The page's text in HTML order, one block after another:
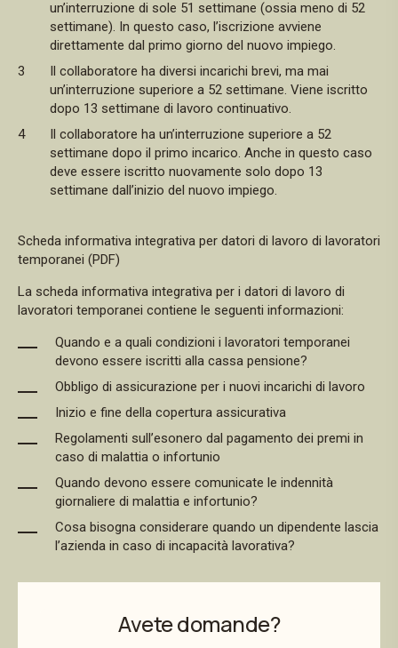
un’interruzione di sole 51 settimane (ossia meno di 52
settimane). In questo caso, l’iscrizione avviene
direttamente dal primo giorno del nuovo impiego.
Il collaboratore ha diversi incarichi brevi, ma mai
un’interruzione superiore a 52 settimane. Viene iscritto
dopo 13 settimane di lavoro continuativo.
Il collaboratore ha un’interruzione superiore a 52
settimane dopo il primo incarico. Anche in questo caso
deve essere iscritto nuovamente solo dopo 13
settimane dall’inizio del nuovo impiego.
Scheda informativa integrativa per datori di lavoro di lavoratori
temporanei (PDF)
La scheda informativa integrativa per i datori di lavoro di
lavoratori temporanei contiene le seguenti informazioni:
Quando e a quali condizioni i lavoratori temporanei
devono essere iscritti alla cassa pensione?
Obbligo di assicurazione per i nuovi incarichi di lavoro
Inizio e fine della copertura assicurativa
Regolamenti sull’esonero dal pagamento dei premi in
caso di malattia o infortunio
Quando devono essere comunicate le indennità
giornaliere di malattia e infortunio?
Cosa bisogna considerare quando un dipendente lascia
l’azienda in caso di incapacità lavorativa?
Avete domande?